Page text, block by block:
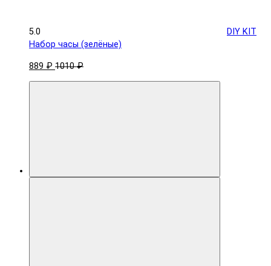
5.0
DIY KIT
Набор часы (зелёные)
889 ₽ 1010 ₽